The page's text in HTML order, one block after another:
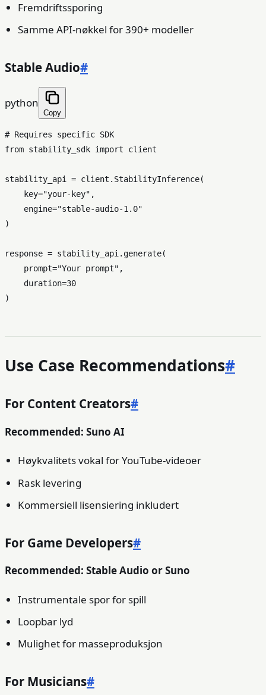
Fremdriftssporing
Samme API-nøkkel for 390+ modeller
Stable Audio#
python
Copy
# Requires specific SDK
from stability_sdk import client
stability_api = client.StabilityInference(
    key=
"your-key" ,
    engine=
"stable-audio-1.0"
)
response = stability_api.generate(
    prompt=
"Your prompt" ,
    duration=
30
Use Case Recommendations#
For Content Creators#
Recommended: Suno AI
Høykvalitets vokal for YouTube-videoer
Rask levering
Kommersiell lisensiering inkludert
For Game Developers#
Recommended: Stable Audio or Suno
Instrumentale spor for spill
Loopbar lyd
Mulighet for masseproduksjon
For Musicians#